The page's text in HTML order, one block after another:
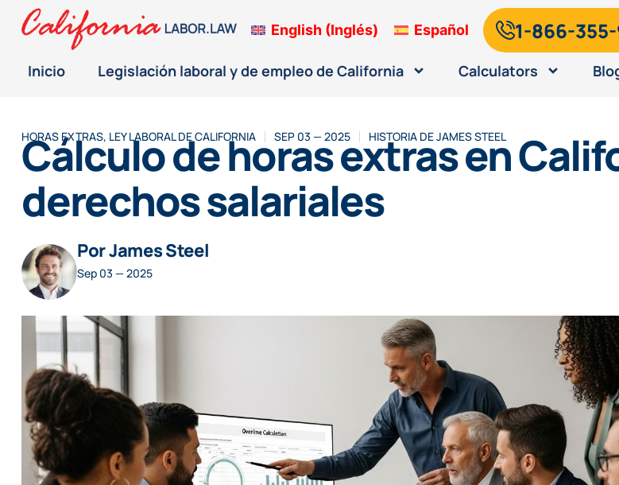
English (Inglés) Español 1-866-
Inicio Legislación laboral y de empleo de California Calculators
HORAS EXTRAS, LEY LABORAL DE CALIFORNIA SEP 03 — 2025 HISTORIA DEJAMES STEEL
Cálculo de horas extras en
derechos salariales
Por James Steel
Sep 03 — 2025